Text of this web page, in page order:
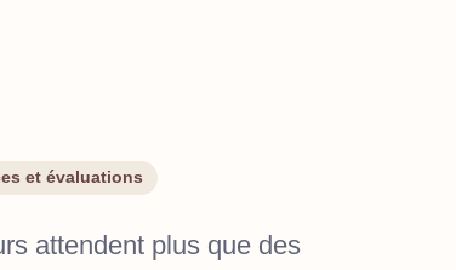
et évaluations
attendent plus que des